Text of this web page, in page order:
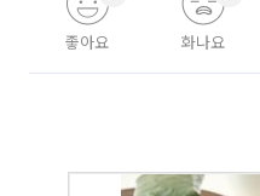
좋아요 화나요